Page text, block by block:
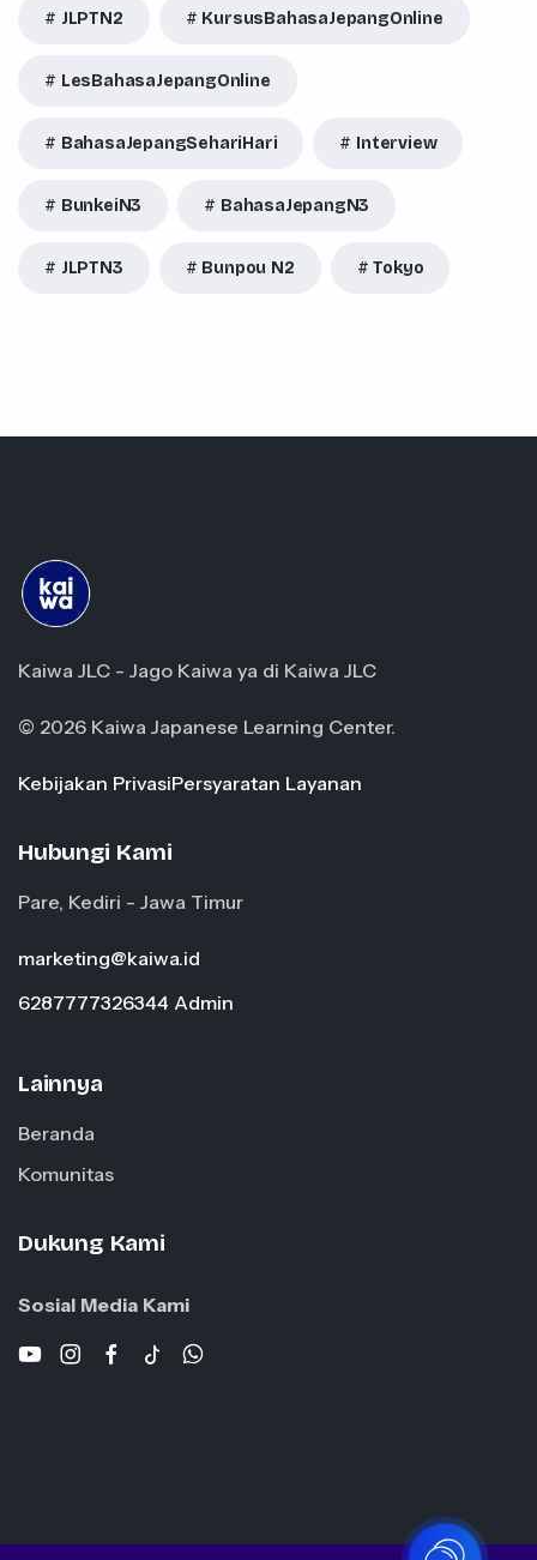
JLPTN2 KursusBahasaJepangOnline
LesBahasaJepangOnline
BahasaJepangSehariHari Interview
BunkeiN3 BahasaJepangN3
JLPTN3 Bunpou N2 Tokyo
Kaiwa JLC - Jago Kaiwa ya di Kaiwa JLC
© 2026 Kaiwa Japanese Learning Center.
Kebijakan PrivasiPersyaratan Layanan
Hubungi Kami
Pare, Kediri - Jawa Timur
marketing@kaiwa.id
6287777326344 Admin
Lainnya
Beranda
Komunitas
Dukung Kami
Sosial Media Kami